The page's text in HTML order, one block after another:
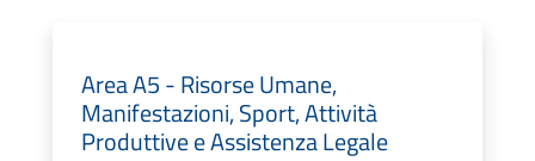
Area A5 - Risorse Umane,
Manifestazioni, Sport, Attività
Produttive e Assistenza Legale